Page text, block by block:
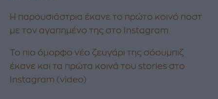
H παρουσιάστρια έκανε το πρώτο κοινό ποστ
με τον αγαπημένο της στο Instagram
Το πιο όμορφο νέο ζευγάρι της σόουμπιζ
έκανε και τα πρώτα κοινά του stories στο
Instagram (video)